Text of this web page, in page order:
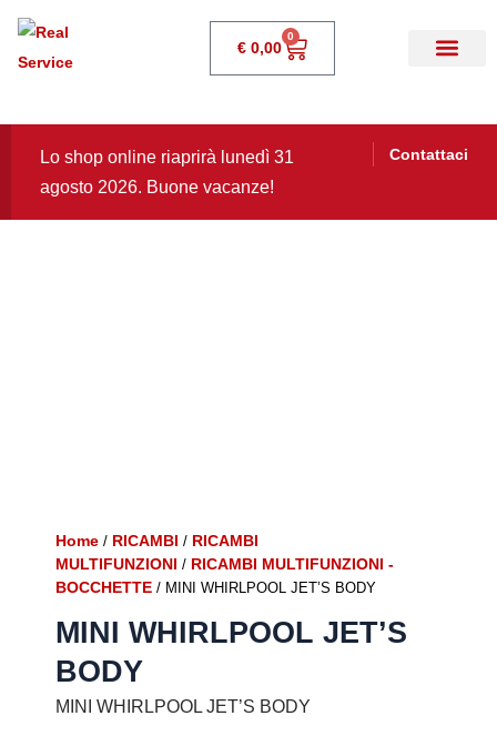
€ 0,00
0
Contattaci
Lo shop online riaprirà lunedì 31
agosto 2026. Buone vacanze!
Home / RICAMBI / RICAMBI
MULTIFUNZIONI / RICAMBI MULTIFUNZIONI -
BOCCHETTE / MINI WHIRLPOOL JET’S BODY
MINI WHIRLPOOL JET’S
BODY
MINI WHIRLPOOL JET’S BODY